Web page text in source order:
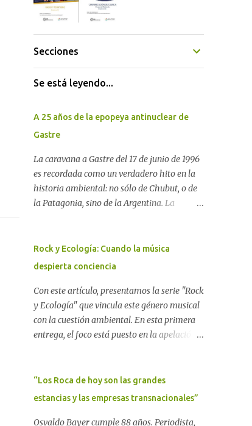
Secciones
Se está leyendo...
A 25 años de la epopeya antinuclear de
Gastre
La caravana a Gastre del 17 de junio de 1996
es recordada como un verdadero hito en la
historia ambiental: no sólo de Chubut, o de
la Patagonia, sino de la Argentina. La
para construir un basurero de residuos
nucleares en Gastre (centro-norte de
avanzó un proyecto legislativo nacional al
respecto. En este artículo, la investigadora
Ayelen Dichdji reconstruye la historia del
Movimiento Antinuclear de Chubut (MACH)
territorial frente a las imposiciones de la
tecnocracia nuclear globalizada. Dossier N°
Fukushima" CRÓNICA Por Ayelen Dichdji*
Rock y Ecología: Cuando la música
despierta conciencia
Con este artículo, presentamos la serie "Rock
y Ecología" que vincula este género musical
con la cuestión ambiental. En esta primera
entrega, el foco está puesto en la apelación
Desde el legendario El Oso hasta las
recientes apariciones de la Pachama Mama
Carolina Aponte La Madre Tierra se escucha
“Los Roca de hoy son las grandes
estancias y las empresas transnacionales”
Osvaldo Bayer cumple 88 años. Periodista,